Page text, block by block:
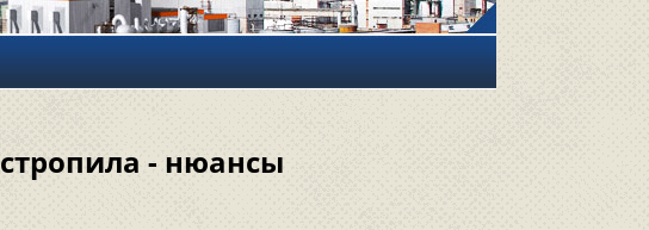
- нюансы